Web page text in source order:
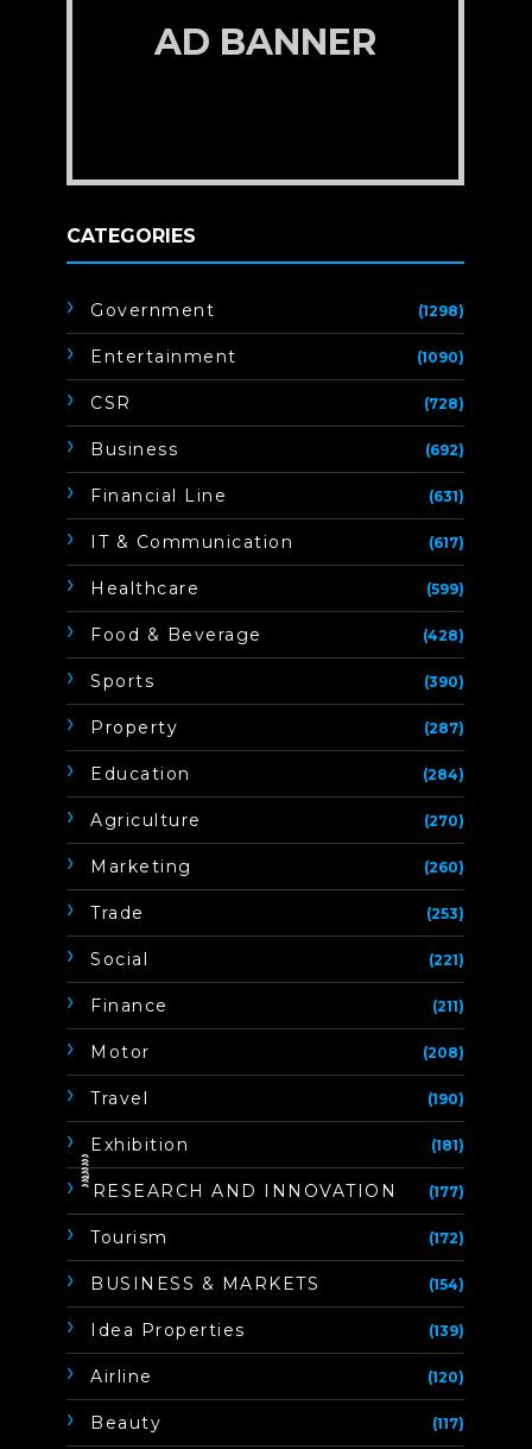
AD BANNER
CATEGORIES
Government (1298)
Entertainment (1090)
CSR (728)
Business (692)
Financial Line (631)
IT & Communication (617)
Healthcare (599)
Food & Beverage (428)
Sports (390)
Property (287)
Education (284)
Agriculture (270)
Marketing (260)
Trade (253)
Social (221)
Finance (211)
Motor (208)
Travel (190)
Exhibition (181)
ิิีิิิิิRESEARCH AND INNOVATION (177)
Tourism (172)
BUSINESS & MARKETS (154)
Idea Properties (139)
Airline (120)
Beauty (117)